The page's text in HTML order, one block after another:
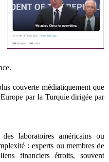
couverte médiatiquement que
par la Turquie dirigée par
laboratoires américains ou
: experts ou membres de
financiers étroits, souvent